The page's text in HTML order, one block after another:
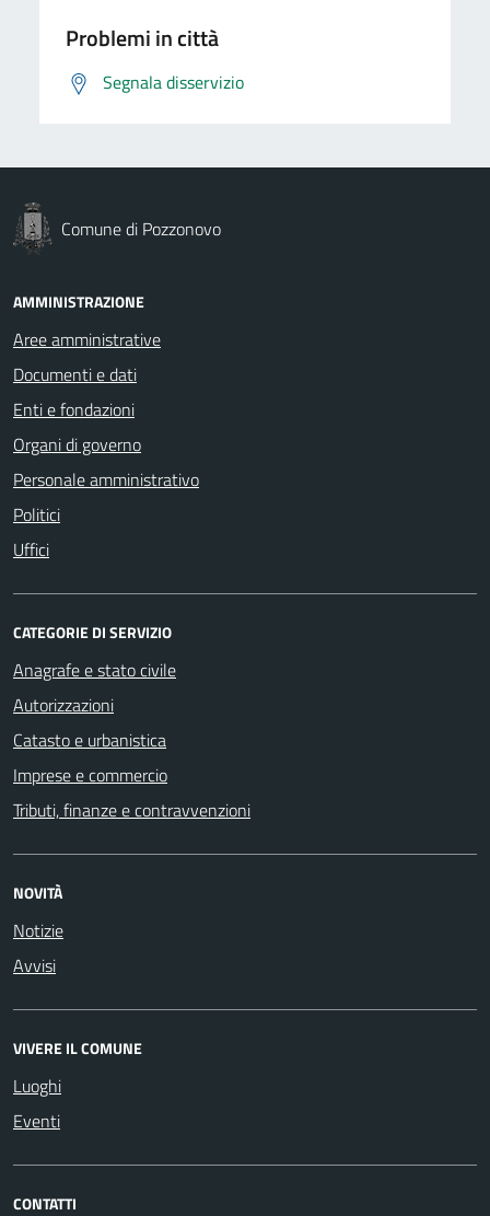
Problemi in città
Segnala disservizio
Comune di Pozzonovo
AMMINISTRAZIONE
Aree amministrative
Documenti e dati
Enti e fondazioni
Organi di governo
Personale amministrativo
Politici
Uffici
CATEGORIE DI SERVIZIO
Anagrafe e stato civile
Autorizzazioni
Catasto e urbanistica
Imprese e commercio
Tributi, finanze e contravvenzioni
NOVITÀ
Notizie
Avvisi
VIVERE IL COMUNE
Luoghi
Eventi
CONTATTI